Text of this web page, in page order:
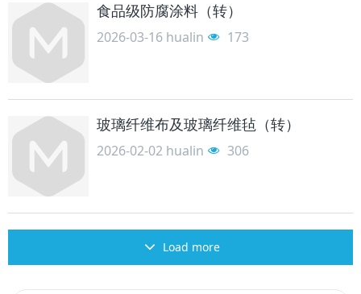
食品级防腐涂料（转）
2026-03-16 hualin 173
玻璃纤维布及玻璃纤维毡（转）
2026-02-02 hualin 306
Load more